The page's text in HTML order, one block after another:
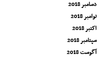
دسامبر 2018
نوامبر 2018
اکتبر 2018
سپتامبر 2018
آگوست 2018